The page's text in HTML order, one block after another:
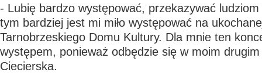
- Lubię bardzo występować, przekazywać
tym bardziej jest mi miło występować na
Tarnobrzeskiego Domu Kultury. Dla mnie ten
występem, ponieważ odbędzie się w moim
Ciecierska.